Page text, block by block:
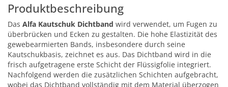
Produktbeschreibung
Das Alfa Kautschuk Dichtband wird verwendet, um Fugen zu
überbrücken und Ecken zu gestalten. Die hohe Elastizität des
gewebearmierten Bands, insbesondere durch seine
Kautschukbasis, zeichnet es aus. Das Dichtband wird in die
frisch aufgetragene erste Schicht der Flüssigfolie integriert.
Nachfolgend werden die zusätzlichen Schichten aufgebracht,
wobei das Dichtband vollständig mit dem Material überzogen